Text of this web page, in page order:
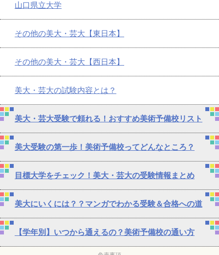
山口県立大学
その他の美大・芸大【東日本】
その他の美大・芸大【西日本】
美大・芸大の試験内容とは？
美大・芸大受験で頼れる！おすすめ美術予備校リスト
美大受験の第一歩！美術予備校ってどんなところ？
目標大学をチェック！美大・芸大の受験情報まとめ
美大にいくには？？マンガでわかる受験＆合格への道
【学年別】いつから通えるの？美術予備校の通い方